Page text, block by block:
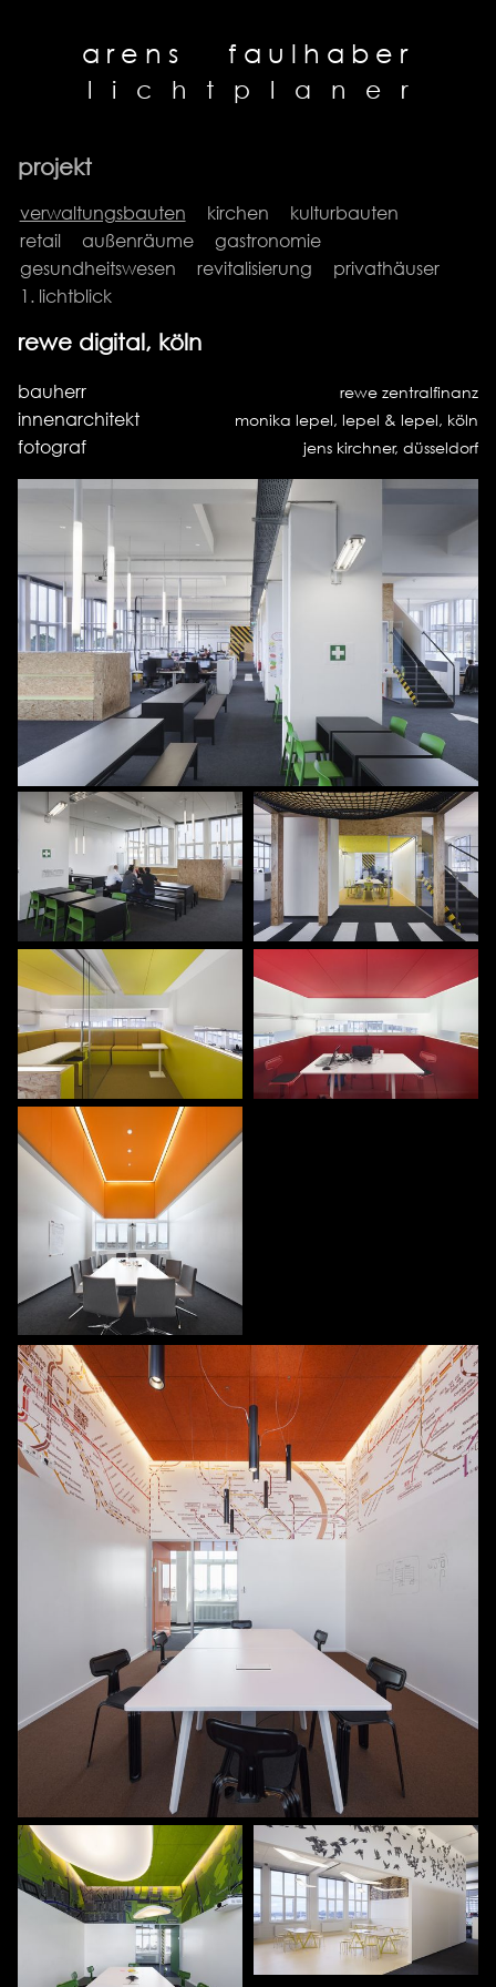
arens faulhaber
l i c h t p l a n e r
projekt
verwaltungsbauten kirchen
kulturbauten
retail
außenräume
gastronomie
gesundheitswesen
revitalisierung
privathäuser
1. lichtblick
rewe digital, köln
bauherr rewe zentralfinanz
innenarchitekt monika lepel, lepel & lepel, köln
fotograf jens kirchner, düsseldorf